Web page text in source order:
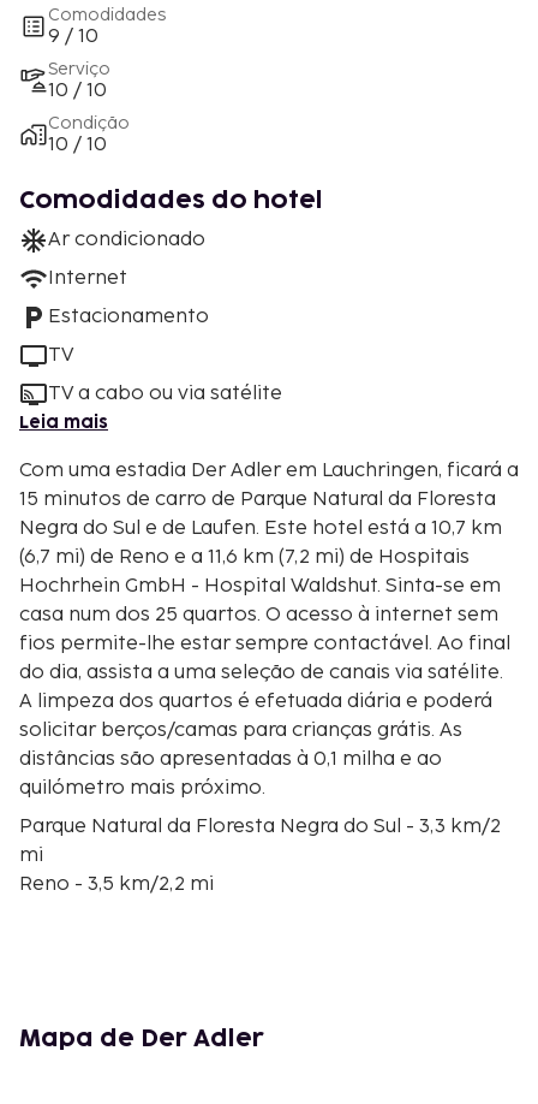
Comodidades
9 / 10
Serviço
10 / 10
Condição
10 / 10
Comodidades do hotel
Ar condicionado
Internet
Estacionamento
TV
TV a cabo ou via satélite
Leia mais
Com uma estadia Der Adler em Lauchringen, ficará a
15 minutos de carro de Parque Natural da Floresta
Negra do Sul e de Laufen. Este hotel está a 10,7 km
(6,7 mi) de Reno e a 11,6 km (7,2 mi) de Hospitais
Hochrhein GmbH - Hospital Waldshut. Sinta-se em
casa num dos 25 quartos. O acesso à internet sem
fios permite-lhe estar sempre contactável. Ao final
do dia, assista a uma seleção de canais via satélite.
A limpeza dos quartos é efetuada diária e poderá
solicitar berços/camas para crianças grátis. As
distâncias são apresentadas à 0,1 milha e ao
quilómetro mais próximo.
Parque Natural da Floresta Negra do Sul - 3,3 km/2
mi
Reno - 3,5 km/2,2 mi
Hallau Turismo & Vinoteca - 16,4 km/10,2 mi
Rimuss & Strada Wein AG - 16,4 km/10,2 mi
Mapa de Der Adler